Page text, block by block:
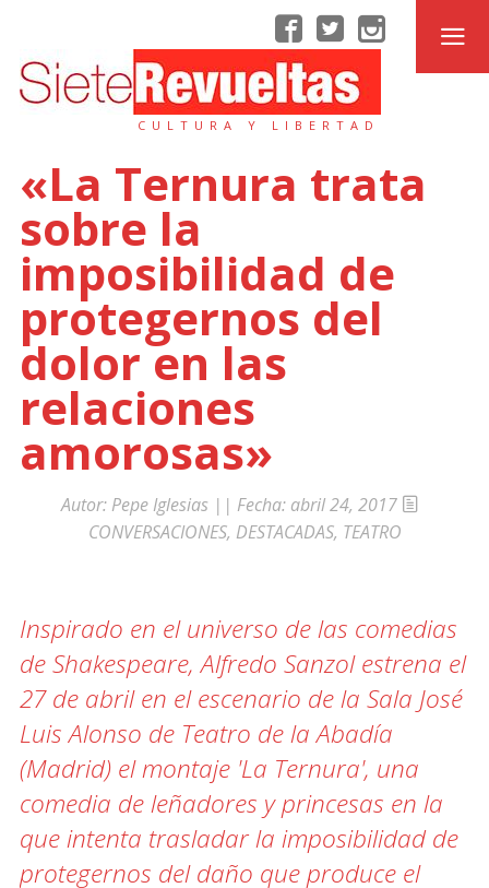
CULTURA Y LIBERTAD
«La Ternura trata
sobre la
imposibilidad de
protegernos del
dolor en las
relaciones
amorosas»
Autor: Pepe Iglesias || Fecha: abril 24, 2017
CONVERSACIONES, DESTACADAS, TEATRO
Inspirado en el universo de las comedias
de Shakespeare, Alfredo Sanzol estrena el
27 de abril en el escenario de la Sala José
Luis Alonso de Teatro de la Abadía
(Madrid) el montaje 'La Ternura', una
comedia de leñadores y princesas en la
que intenta trasladar la imposibilidad de
protegernos del daño que produce el